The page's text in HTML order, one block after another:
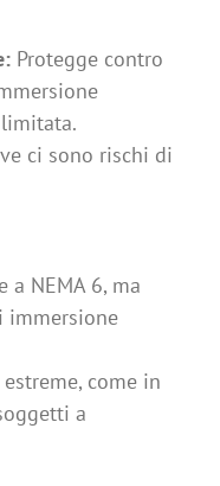
Protegge contro
ci sono rischi di
a NEMA 6, ma
immersione
come in
a